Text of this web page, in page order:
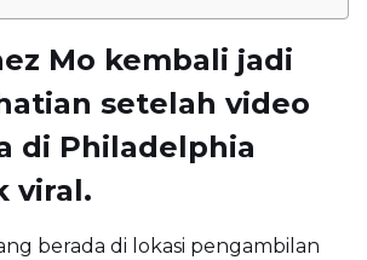
Mo kembali jadi
setelah video
di Philadelphia
viral.
berada di lokasi pengambilan